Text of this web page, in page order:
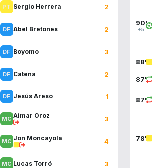
Sergio Herrera 2
Abel Bretones 2
Boyomo 3
Catena 2
Jesús Areso 1
Aimar Oroz 3
Jon Moncayola 4
Lucas Torró 3
90'
+5
88'
87'
87'
78'